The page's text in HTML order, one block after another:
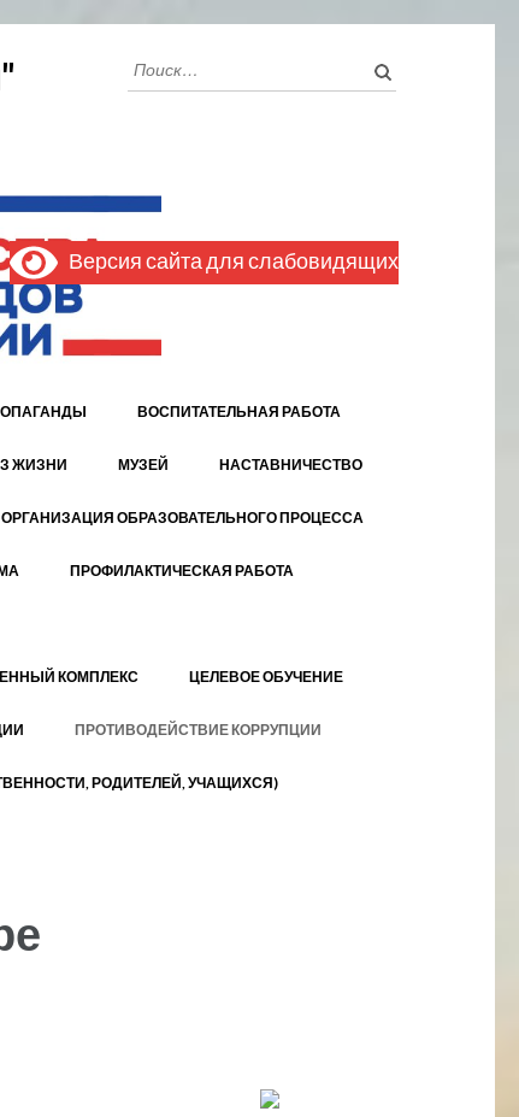
Найти:
ВОСПИТАТЕЛЬНАЯ РАБОТА
ЖИЗНИ МУЗЕЙ НАСТАВНИЧЕСТВО
ОРГАНИЗАЦИЯ ОБРАЗОВАТЕЛЬНОГО ПРОЦЕССА
ПРОФИЛАКТИЧЕСКАЯ РАБОТА
КОМПЛЕКС ЦЕЛЕВОЕ ОБУЧЕНИЕ
ПРОТИВОДЕЙСТВИЕ КОРРУПЦИИ
РОДИТЕЛЕЙ, УЧАЩИХСЯ)
Версия сайта для слабовидящих